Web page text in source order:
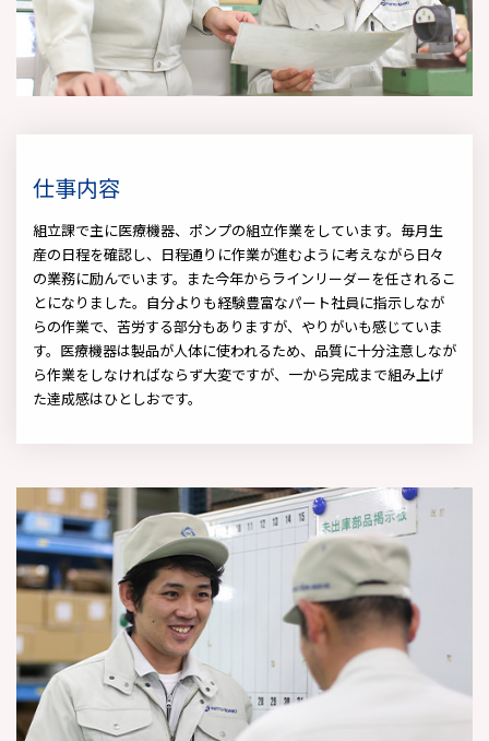
仕事内容
組立課で主に医療機器、ポンプの組立作業をしています。毎月生
産の日程を確認し、日程通りに作業が進むように考えながら日々
の業務に励んでいます。また今年からラインリーダーを任されるこ
とになりました。自分よりも経験豊富なパート社員に指示しなが
らの作業で、苦労する部分もありますが、やりがいも感じていま
す。医療機器は製品が人体に使われるため、品質に十分注意しなが
ら作業をしなければならず大変ですが、一から完成まで組み上げ
た達成感はひとしおです。